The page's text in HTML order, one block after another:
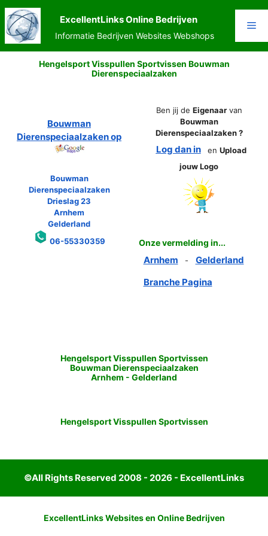
Ga
naar
de
inhoud
ExcellentLinks Online Bedrijven
Informatie Bedrijven Websites Webshops
Hengelsport Visspullen Sportvissen Bouwman
Dierenspeciaalzaken
Bouwman
Dierenspeciaalzaken op
Bouwman
Dierenspeciaalzaken
Drieslag 23
Arnhem
Gelderland
06-55330359
Ben jij de Eigenaarvan
Bouwman
Dierenspeciaalzaken ?
Log dan in en Upload
jouw Logo
Onze vermelding in...
Arnhem -
Gelderland
Branche Pagina
Hengelsport Visspullen Sportvissen
Bouwman Dierenspeciaalzaken
Arnhem - Gelderland
Hengelsport Visspullen Sportvissen
©All Rights Reserved 2008 - 2026 - ExcellentLinks
ExcellentLinks Websites en Online Bedrijven